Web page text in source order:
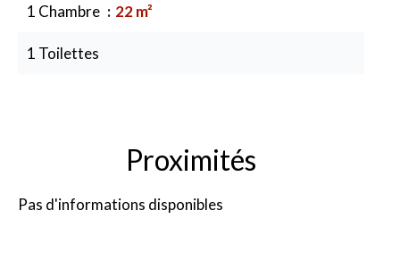
1 Chambre 22 m²
1 Toilettes
Proximités
Pas d'informations disponibles